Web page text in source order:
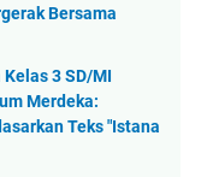
Bersama
3 SD/MI
Merdeka:
Teks "Istana